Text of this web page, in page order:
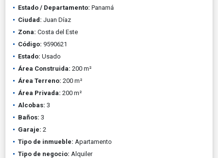
Estado / Departamento: Panamá
Ciudad: Juan Díaz
Zona: Costa del Este
Código: 9590621
Estado: Usado
Área Construida: 200 m²
Área Terreno: 200 m²
Área Privada: 200 m²
Alcobas: 3
Baños: 3
Garaje: 2
Tipo de inmueble: Apartamento
Tipo de negocio: Alquiler